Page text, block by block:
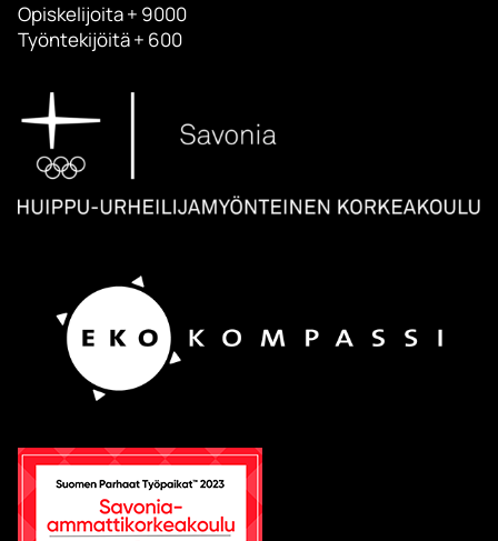
Opiskelijoita + 9000
Työntekijöitä + 600